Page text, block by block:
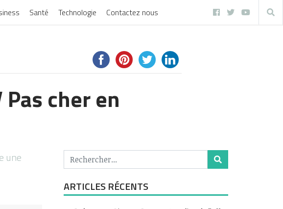
Santé Technologie Contactez nous
cher en
une
ARTICLES RÉCENTS